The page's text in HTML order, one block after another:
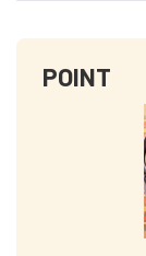
POINT